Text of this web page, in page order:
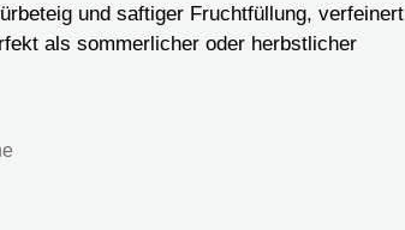
und saftiger Fruchtfüllung, verfeinert
als sommerlicher oder herbstlicher